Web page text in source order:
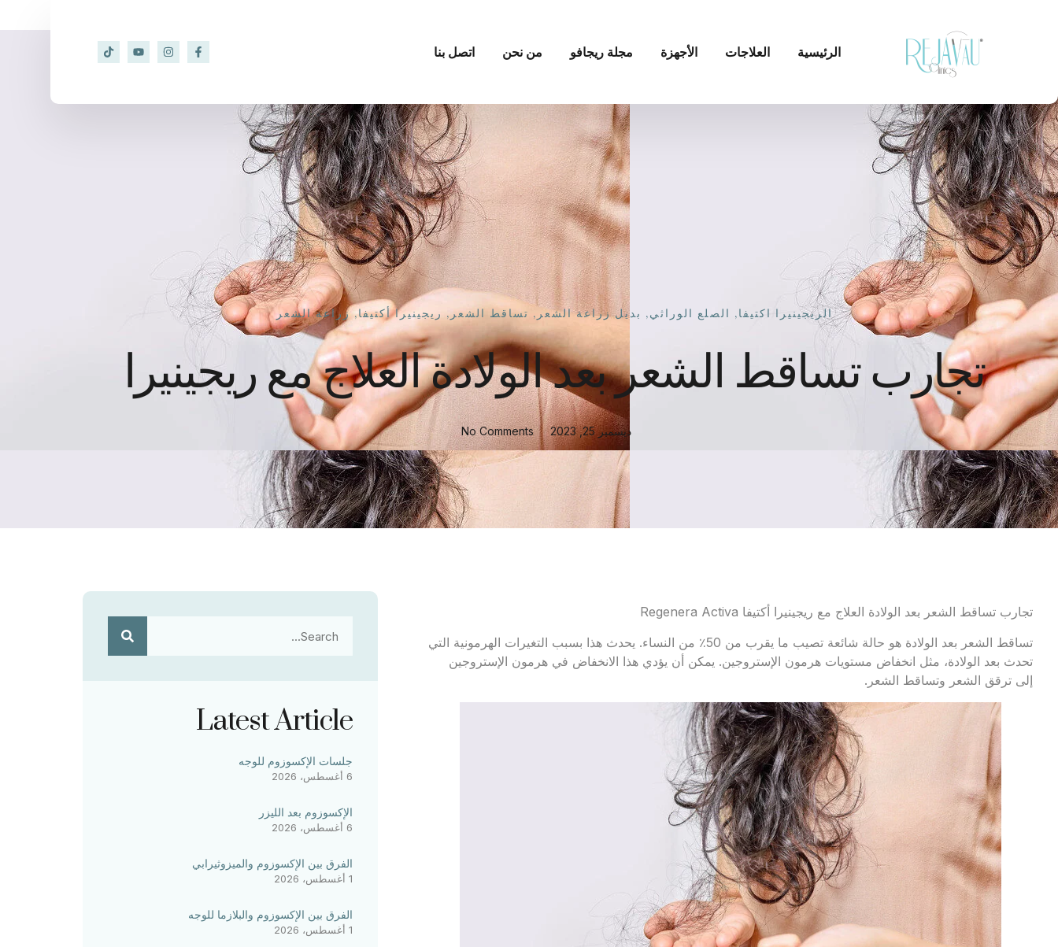
الرئيسية العلاجات الأجهزة مجلة ريجافو من نحن اتصل بنا
الريجينيرا اكتيفا, الصلع الوراثي, بديل زراعة الشعر , تساقط الشعر,ريجينيرا أكتيفا,زراعة الشعر
تجارب تساقط الشعر بعد الولادة العلاج مع ريجينيرا
ديسمبر 25, 2023 No Comments
تجارب تساقط الشعر بعد الولادة العلاج مع ريجينيرا أكتيفا Regenera Activa
تساقط الشعر بعد الولادة هو حالة شائعة تصيب ما يقرب من 50٪ من النساء. يحدث هذا بسبب التغيرات الهرمونية التي
تحدث بعد الولادة، مثل انخفاض مستويات هرمون الإستروجين. يمكن أن يؤدي هذا الانخفاض في هرمون الإستروجين
إلى ترقق الشعر وتساقط الشعر.
Latest Article
جلسات الإكسوزوم للوجه
6 أغسطس، 2026
الإكسوزوم بعد الليزر
6 أغسطس، 2026
الفرق بين الإكسوزوم والميزوثيرابي
1 أغسطس، 2026
الفرق بين الإكسوزوم والبلازما للوجه
1 أغسطس، 2026